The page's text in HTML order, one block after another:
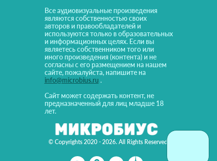
© Copyrights 2020 - 2026. All Rights Reserved!
Все аудиовизуальные произведения
являются собственностью своих
авторов и правообладателей и
используются только в образовательных
и информационных целях. Если вы
являетесь собственником того или
иного произведения (контента) и не
согласны с его размещением на нашем
сайте, пожалуйста, напишите на
info@microbius.ru .
Сайт может содержать контент, не
предназначенный для лиц младше 18
лет.